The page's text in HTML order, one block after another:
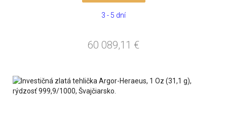
3 - 5 dní
60 089,11 €